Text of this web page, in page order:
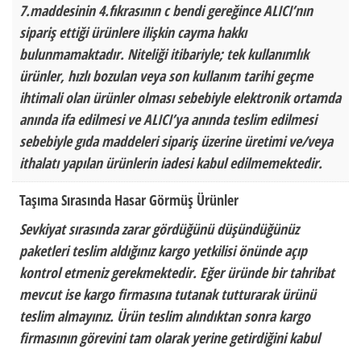
7.maddesinin 4.fıkrasının c bendi gereğince ALICI’nın
sipariş ettiği ürünlere ilişkin cayma hakkı
bulunmamaktadır. Niteliği itibariyle; tek kullanımlık
ürünler, hızlı bozulan veya son kullanım tarihi geçme
ihtimali olan ürünler olması sebebiyle elektronik ortamda
anında ifa edilmesi ve ALICI’ya anında teslim edilmesi
sebebiyle gıda maddeleri sipariş üzerine üretimi ve/veya
ithalatı yapılan ürünlerin iadesi kabul edilmemektedir.
Taşıma Sırasında Hasar Görmüş Ürünler
Sevkiyat sırasında zarar gördüğünü düşündüğünüz
paketleri teslim aldığınız kargo yetkilisi önünde açıp
kontrol etmeniz gerekmektedir. Eğer üründe bir tahribat
mevcut ise kargo firmasına tutanak tutturarak ürünü
teslim almayınız. Ürün teslim alındıktan sonra kargo
firmasının görevini tam olarak yerine getirdiğini kabul